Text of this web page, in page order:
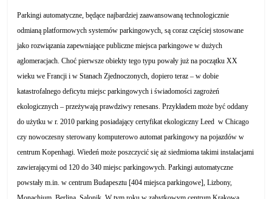
Parkingi automatyczne, będące najbardziej zaawansowaną technologicznie
odmianą platformowych systemów parkingowych, są coraz częściej stosowane
jako rozwiązania zapewniające publiczne miejsca parkingowe w dużych
aglomeracjach. Choć pierwsze obiekty tego typu powały już na początku XX
wieku we Francji i w Stanach Zjednoczonych, dopiero teraz – w dobie
katastrofalnego deficytu miejsc parkingowych i świadomości zagrożeń
ekologicznych – przeżywają prawdziwy renesans. Przykładem może być oddany
do użytku w r. 2010 parking posiadający certyfikat ekologiczny Leed w Chicago
czy nowoczesny sterowany komputerowo automat parkingowy na pojazdów w
centrum Kopenhagi. Wiedeń może poszczycić się aż siedmioma takimi instalacjami
zawierającymi od 120 do 340 miejsc parkingowych. Parkingi automatyczne
powstały m.in. w centrum Budapesztu [404 miejsca parkingowe], Lizbony,